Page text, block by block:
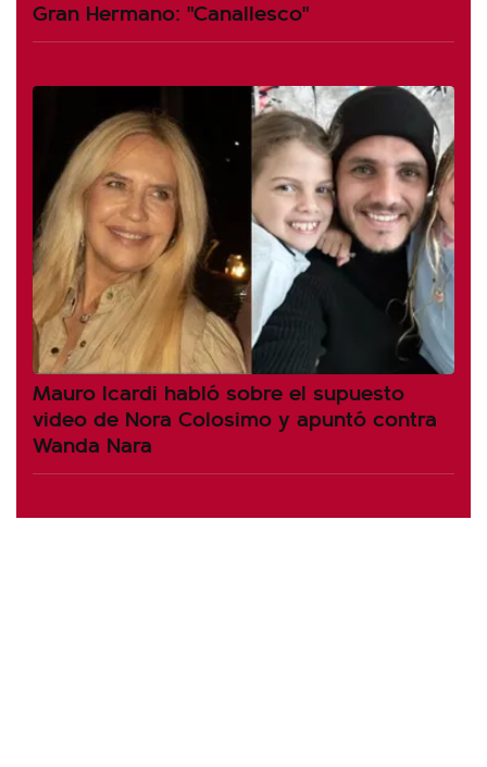
Gran Hermano: "Canallesco"
Mauro Icardi habló sobre el supuesto
video de Nora Colosimo y apuntó contra
Wanda Nara